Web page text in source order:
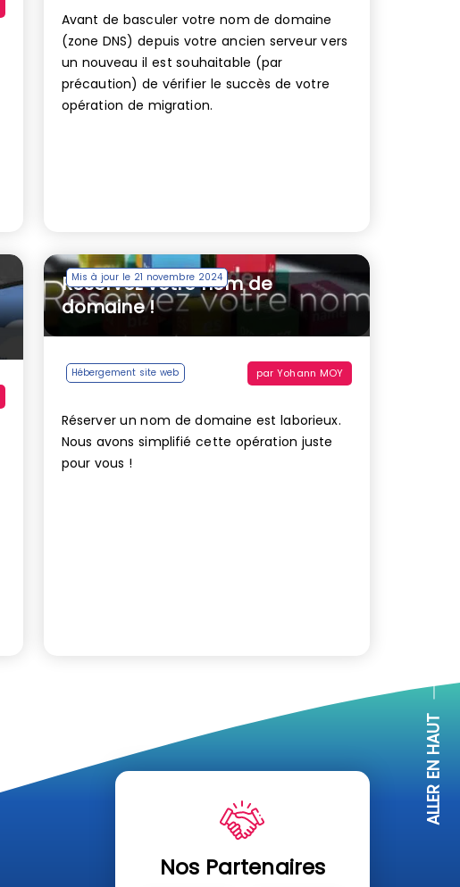
Avant de basculer votre nom de domaine
(zone DNS) depuis votre ancien serveur vers
un nouveau il est souhaitable (par
précaution) de vérifier le succès de votre
opération de migration.
Mis à jour le 21 novembre 2024
Réservez votre nom de
domaine !
Hébergement site web parYohann MOY
Réserver un nom de domaine est laborieux.
Nous avons simplifié cette opération juste
pour vous !
ALLER EN HAUT
Nos Partenaires